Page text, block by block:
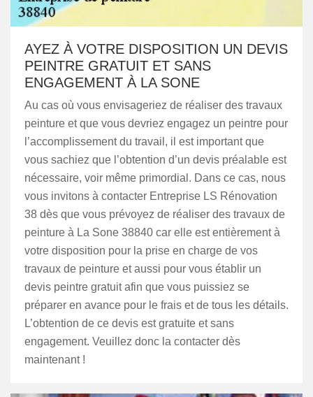
AYEZ À VOTRE DISPOSITION UN DEVIS
PEINTRE GRATUIT ET SANS
ENGAGEMENT À LA SONE
Au cas où vous envisageriez de réaliser des travaux
peinture et que vous devriez engagez un peintre pour
l’accomplissement du travail, il est important que
vous sachiez que l’obtention d’un devis préalable est
nécessaire, voir même primordial. Dans ce cas, nous
vous invitons à contacter Entreprise LS Rénovation
38 dès que vous prévoyez de réaliser des travaux de
peinture à La Sone 38840 car elle est entièrement à
votre disposition pour la prise en charge de vos
travaux de peinture et aussi pour vous établir un
devis peintre gratuit afin que vous puissiez se
préparer en avance pour le frais et de tous les détails.
L’obtention de ce devis est gratuite et sans
engagement. Veuillez donc la contacter dès
maintenant !